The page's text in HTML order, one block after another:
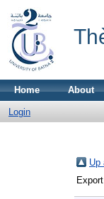
Home About
Login
Up